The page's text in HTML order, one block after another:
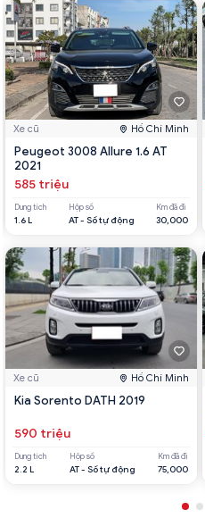
Xe cũ Hồ Chí Minh
Peugeot 3008 Allure 1.6 AT
2021
585 triệu
Dung tích
1.6 L
Hộp số
AT - Số tự động
Km đã đi
30,000
Xe cũ Hồ Chí Minh
Kia Sorento DATH 2019
590 triệu
Dung tích
2.2 L
Hộp số
AT - Số tự động
Km đã đi
75,000